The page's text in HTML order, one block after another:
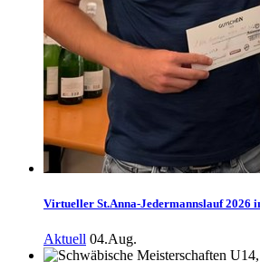
Virtueller St.Anna-Jedermannslauf 2026
Aktuell 04.Aug.